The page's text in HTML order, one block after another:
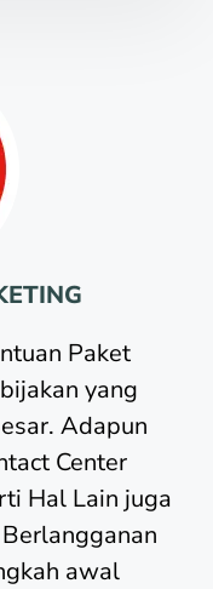
Paket
yang
Adapun
Center
Hal Lain juga
awal